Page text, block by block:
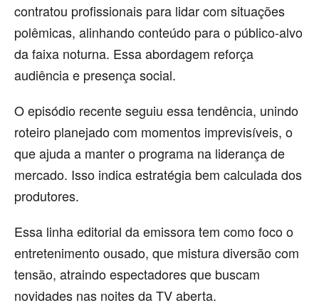
contratou profissionais para lidar com situações
polêmicas, alinhando conteúdo para o público-alvo
da faixa noturna. Essa abordagem reforça
audiência e presença social.
O episódio recente seguiu essa tendência, unindo
roteiro planejado com momentos imprevisíveis, o
que ajuda a manter o programa na liderança de
mercado. Isso indica estratégia bem calculada dos
produtores.
Essa linha editorial da emissora tem como foco o
entretenimento ousado, que mistura diversão com
tensão, atraindo espectadores que buscam
novidades nas noites da TV aberta.